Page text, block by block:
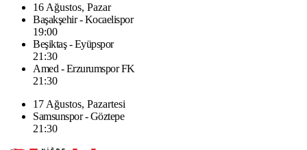
16 Ağustos, Pazar
Başakşehir - Kocaelispor
19:00
Beşiktaş - Eyüpspor
21:30
Amed - Erzurumspor FK
21:30
17 Ağustos, Pazartesi
Samsunspor - Göztepe
21:30